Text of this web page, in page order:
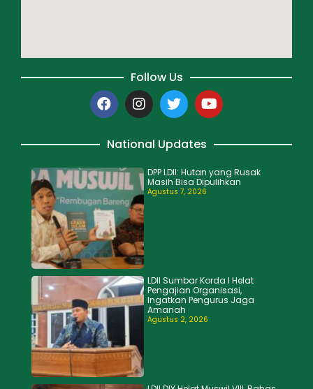
Follow Us
National Updates
DPP LDII: Hutan yang Rusak
Masih Bisa Dipulihkan
Agustus 7, 2026
LDII Sumbar Korda I Helat
Pengajian Organisasi,
Ingatkan Pengurus Jaga
Amanah
Agustus 2, 2026